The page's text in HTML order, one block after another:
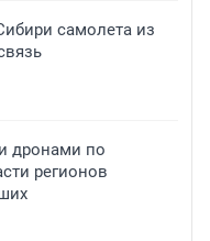
самолета из
дронами по
регионов